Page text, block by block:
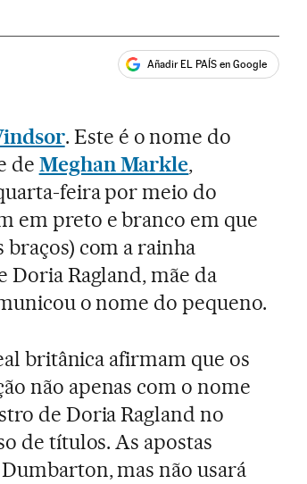
Añadir EL PAÍS en Google
. Este é o nome do
de Meghan Markle,
feira por meio do
em preto e branco em que
com a rainha
Ragland, mãe da
o nome do pequeno.
britânica afirmam que os
não apenas com o nome
de Doria Ragland no
de títulos. As apostas
mas não usará